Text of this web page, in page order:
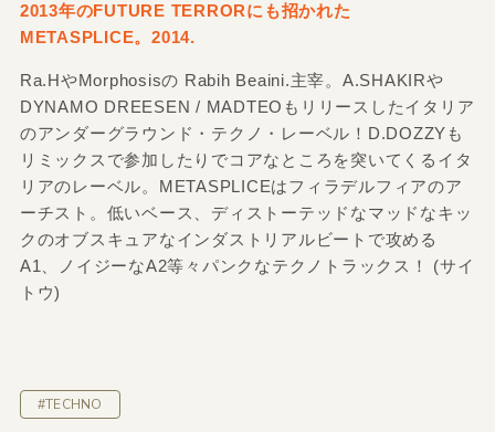
2013年のFUTURE TERRORにも招かれた
METASPLICE。2014.
Ra.HやMorphosisの Rabih Beaini.主宰。A.SHAKIRや
DYNAMO DREESEN / MADTEOもリリースしたイタリア
のアンダーグラウンド・テクノ・レーベル！D.DOZZYも
リミックスで参加したりでコアなところを突いてくるイタ
リアのレーベル。METASPLICEはフィラデルフィアのア
ーチスト。低いベース、ディストーテッドなマッドなキッ
クのオブスキュアなインダストリアルビートで攻める
A1、ノイジーなA2等々パンクなテクノトラックス！ (サイ
トウ)
#TECHNO